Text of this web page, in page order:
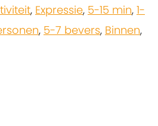
, Expressie, 5-15 min, 1-
, 5-7 bevers, Binnen,